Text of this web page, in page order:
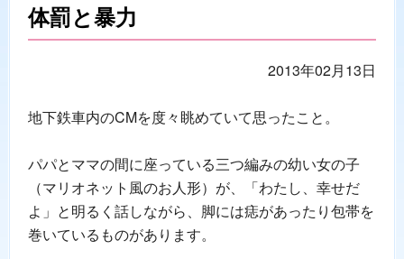
体罰と暴力
2013年02月13日
地下鉄車内のCMを度々眺めていて思ったこと。
パパとママの間に座っている三つ編みの幼い女の子
（マリオネット風のお人形）が、「わたし、幸せだ
よ」と明るく話しながら、脚には痣があったり包帯を
巻いているものがあります。